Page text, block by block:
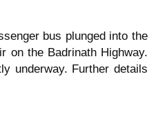
bus plunged into the
on the Badrinath Highway.
underway. Further details